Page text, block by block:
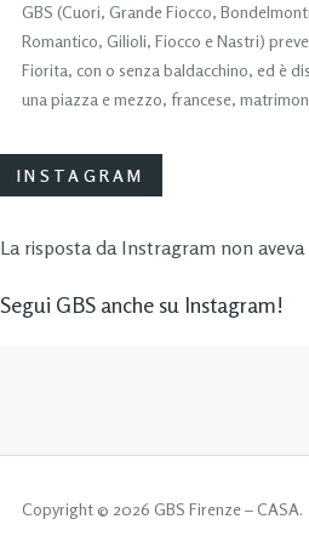
GBS (Cuori, Grande Fiocco,
Romantico, Gilioli, Fiocco e Nastri)
Fiorita, con o senza baldacchino, ed è
una piazza e mezzo, francese,
INSTAGRAM
La risposta da Instragram non aveva
Segui GBS anche su Instagram!
Copyright © 2026 GBS Firenze – CASA.